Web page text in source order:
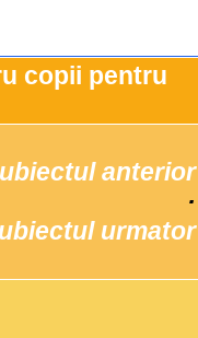
copii pentru
anterior
urmator